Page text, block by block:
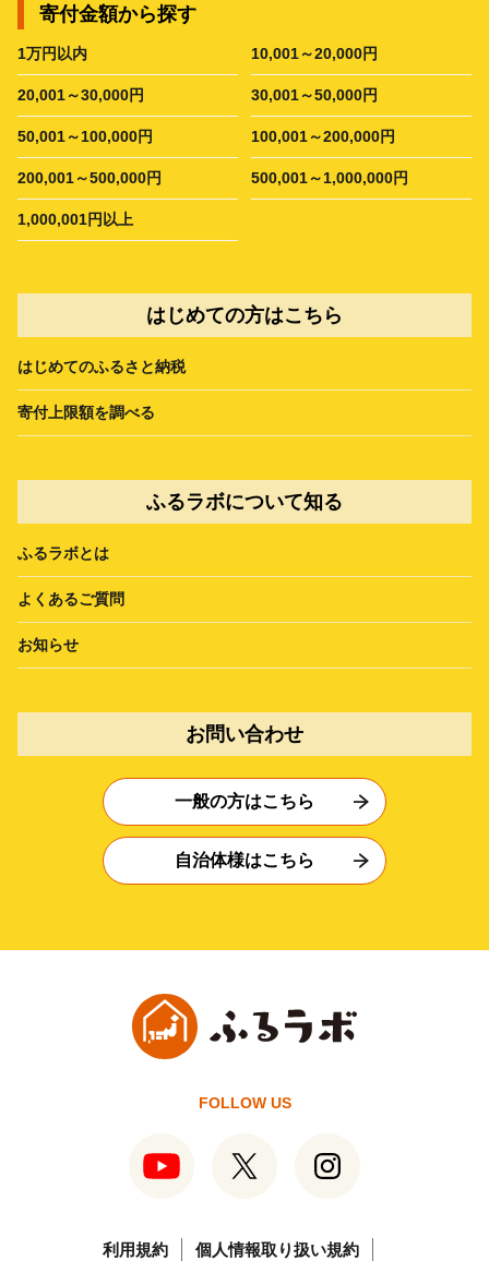
寄付金額から探す
1万円以内 10,001～20,000円
20,001～30,000円 30,001～50,000円
50,001～100,000円 100,001～200,000円
200,001～500,000円 500,001～1,000,000円
1,000,001円以上
はじめての方はこちら
はじめてのふるさと納税
寄付上限額を調べる
ふるラボについて知る
ふるラボとは
よくあるご質問
お知らせ
お問い合わせ
一般の方はこちら
自治体様はこちら
FOLLOW US
利用規約 個人情報取り扱い規約